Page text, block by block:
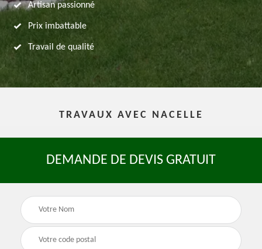
Artisan passionné
Prix imbattable
Travail de qualité
TRAVAUX AVEC NACELLE
DEMANDE DE DEVIS GRATUIT